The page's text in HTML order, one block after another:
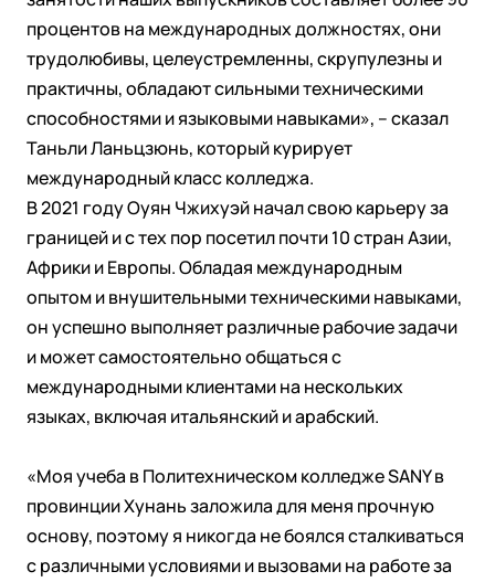
процентов на международных должностях, они
трудолюбивы, целеустремленны, скрупулезны и
практичны, обладают сильными техническими
способностями и языковыми навыками», – сказал
Таньли Ланьцзюнь, который курирует
международный класс колледжа.
В 2021 году Оуян Чжихуэй начал свою карьеру за
границей и с тех пор посетил почти 10 стран Азии,
Африки и Европы. Обладая международным
опытом и внушительными техническими навыками,
он успешно выполняет различные рабочие задачи
и может самостоятельно общаться с
международными клиентами на нескольких
языках, включая итальянский и арабский.
«Моя учеба в Политехническом колледже SANY в
провинции Хунань заложила для меня прочную
основу, поэтому я никогда не боялся сталкиваться
с различными условиями и вызовами на работе за